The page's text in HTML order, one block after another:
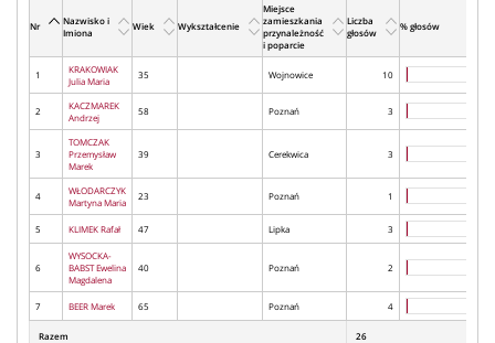
Nr
Nazwisko i
Imiona
Wiek Wykształcenie
Miejsce
zamieszkania
przynależność
i poparcie
Liczba
głosów
% głosów
1
KRAKOWIAK
Julia Maria
35 Wojnowice 10
2
KACZMAREK
Andrzej
58 Poznań 3
3
TOMCZAK
Przemysław
Marek
39 Cerekwica 3
4
WŁODARCZYK
Martyna Maria
23 Poznań 1
5 KLIMEK Rafał 47 Lipka 3
6
WYSOCKA-
BABST Ewelina
Magdalena
40 Poznań 2
7 BEER Marek 65 Poznań 4
Razem 26